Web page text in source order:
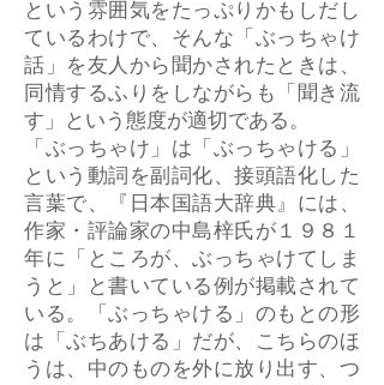
という雰囲気をたっぷりかもしだし
ているわけで、そんな「ぶっちゃけ
話」を友人から聞かされたときは、
同情するふりをしながらも「聞き流
す」という態度が適切である。
「ぶっちゃけ」は「ぶっちゃける」
という動詞を副詞化、接頭語化した
言葉で、『日本国語大辞典』には、
作家・評論家の中島梓氏が１９８１
年に「ところが、ぶっちゃけてしま
うと」と書いている例が掲載されて
いる。「ぶっちゃける」のもとの形
は「ぶちあける」だが、こちらのほ
うは、中のものを外に放り出す、つ